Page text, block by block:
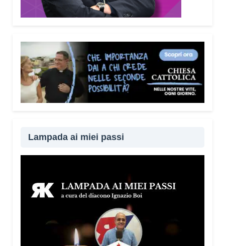
Lampada ai miei passi